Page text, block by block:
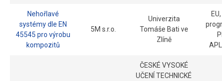
Nehořlavé
systémy dle EN
45545 pro výrobu
kompozitů
5M s.r.o.
Univerzita
Tomáše Bati ve
Zlíně
ČESKÉ VYSOKÉ
UČENÍ TECHNICKÉ